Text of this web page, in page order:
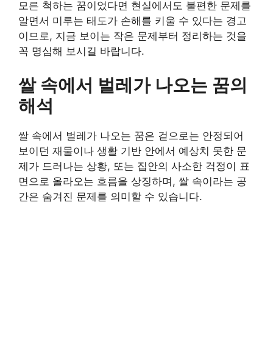
모른 척하는 꿈이었다면 현실에서도 불편한 문제를
알면서 미루는 태도가 손해를 키울 수 있다는 경고
이므로, 지금 보이는 작은 문제부터 정리하는 것을
꼭 명심해 보시길 바랍니다.
쌀 속에서 벌레가 나오는 꿈의
해석
쌀 속에서 벌레가 나오는 꿈은 겉으로는 안정되어
보이던 재물이나 생활 기반 안에서 예상치 못한 문
제가 드러나는 상황, 또는 집안의 사소한 걱정이 표
면으로 올라오는 흐름을 상징하며, 쌀 속이라는 공
간은 숨겨진 문제를 의미할 수 있습니다.